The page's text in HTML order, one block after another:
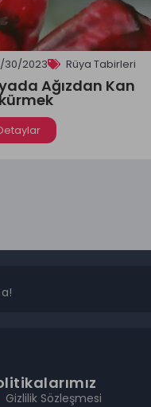
30/2023 Rüya Tabirleri
Ağızdan Kan
Gizlilik Sözleşmesi